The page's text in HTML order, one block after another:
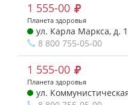
1 555-00
Планета здоровья
ул. Карла Маркса, д. 1
8 800 755-05-00
1 555-00
Планета здоровья
ул.